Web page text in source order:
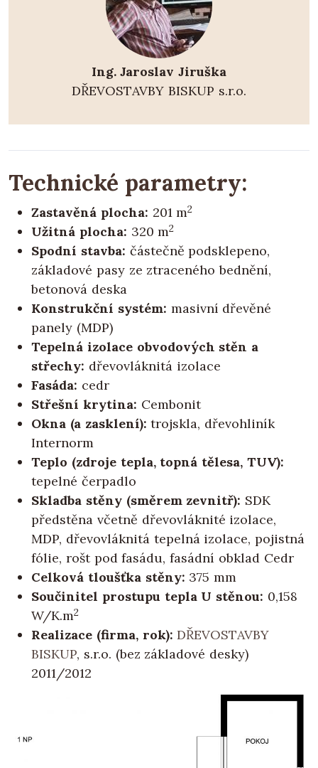
Ing. Jaroslav Jiruška
DŘEVOSTAVBY BISKUP s.r.o.
Technické parametry:
Zastavěná plocha: 201 m2
Užitná plocha: 320 m2
Spodní stavba: částečně podsklepeno,
základové pasy ze ztraceného bednění,
betonová deska
Konstrukční systém: masivní dřevěné
panely (MDP)
Tepelná izolace obvodových stěn a
střechy: dřevovláknitá izolace
Fasáda: cedr
Střešní krytina: Cembonit
Okna (a zasklení): trojskla, dřevohliník
Internorm
Teplo (zdroje tepla, topná tělesa, TUV):
tepelné čerpadlo
Skladba stěny (směrem zevnitř): SDK
předstěna včetně dřevovláknité izolace,
MDP, dřevovláknitá tepelná izolace, pojistná
fólie, rošt pod fasádu, fasádní obklad Cedr
Celková tloušťka stěny: 375 mm
Součinitel prostupu tepla U stěnou: 0,158
W/K.m2
Realizace (firma, rok):DŘEVOSTAVBY
BISKUP, s.r.o. (bez základové desky)
2011/2012